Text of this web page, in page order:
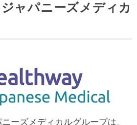
ャパニーズメディカ
ーズメディカルグループは、